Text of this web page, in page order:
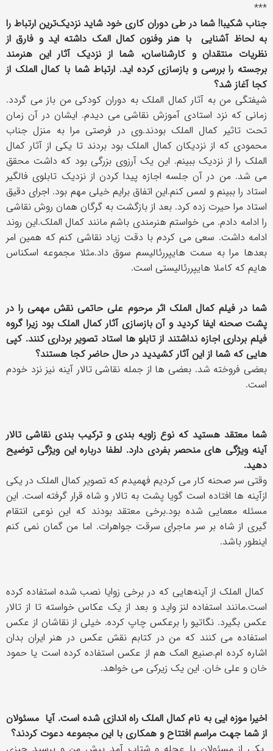
***
جناب شکیبا! شما در طی دوران کاری خود شاید نزدیک‌ترین ارتباط را
به لحاظ آشنایی با هنر وفنون کمال المک داشته اید و فارق از
نظریات منتقدان و کارشناسان، شما از نزدیک آثار این هنرمند
برجسته را بررسی و بازسازی کرده اید. ارتباط شما با کمال الملک از
کجا آغاز شد؟
شیفتگی من به آثار کمال الملک به دوران کودکی من باز می گردد.
زمانی که نزد استادی آموزش نقاشی می دیدم. ایشان در آن زمان
تحت تاثیر کمال الملک بودند.وی در فرصتی مرا به منزل جناب
محمودی که از نزدیکان کمال الملک بود بردند تا یکی از آثار کمال
الملک را از نزدیک ببینم. این یک آرزوی بزرگی بود که داشت محقق
می شد. من در آن جلسه اجازه پیدا کردن از نزدیک تابلوی فالگیر
استاد را ببینم و لمس کنم.این اتفاق برایم خیلی مهم بود. اجرای دقیق
استاد مرا حیرت زده کرد. بعد از بازگشت به گرگان همان روش نقاشی
را ادامه دادم. می خواستم هنرمندی باشم مانند کمال الملک.این روند
ادامه داشت. سعی می کردم با دقت زیاد نقاشی کنم که همین امر
بعدها مرا به سمت هایپررئالیسم سوق داد.مثلا مجموعه اسکناس
هایم که کاملا هایپررئالیستی است.
شما در فیلم کمال الملک اثر مرحوم علی حاتمی نقش مهمی را در
پشت صحنه ایفا کردید و آن بازسازی آثار کمال الملک بود زیرا گروه
فیلم برداری اجازه نداشتند از تابلو ها استاد تصویر برداری کنند. کپی
هایی که شما از این آثار کشیدید در حال حاضر کجا هستند؟
بعضی فروخته شد. بعضی ها از جمله نقاشی تالار آینه نیز نزد خودم
است.
شما معتقد هستید که نوع زاویه بندی و ترکیب بندی نقاشی تالار
آینه ویژگی های منحصر بفردی دارد. لطفا درباره این ویژگی توضیح
دهید.
وقتی سر صحنه کار می کردیم فهمیدم که تصویر کمال الملک در یکی
ازآینه ها افتاده است گویا پشت به تالار و شاه قرار گرفته است. این
مسئله معمایی شده بود.برخی معتقد بودند که این نوعی انتقام
گیری از شاه بر سر ماجرای سرقت جواهرات. اما من گمان نمی کنم
اینطور باشد.
کمال الملک از آینه‌هایی که در برخی زوایا نصب شده استفاده کرده
است.مانند استفاده لنز واید و بعد از یک عکاس خواسته تا از تالار
عکس بگیرد. نگاتیو را برعکس چاپ کرده. خیلی از نقاشان از عکس
استفاده می کنند که من در کتابم نقش عکس در هنر ایران بدان
اشاره کرده ام.صنیع المک هم از عکس استفاده کرده است یا حمود
خان و علی خان. این یک زیرکی می خواهد.
اخیرا موزه ایی به نام کمال الملک راه اندازی شده است. آیا مسئولان
از شما جهت مراسم افتتاح و همکاری با این مجموعه دعوت کردند؟